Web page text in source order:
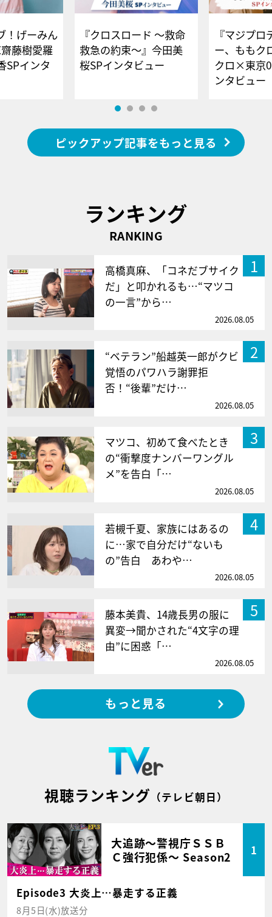
！げーみん
藤樹愛羅
SPインタ
『クロスロード ～救命
救急の約束～』今田美
桜SPインタビュー
『マジプロ
ー、ももク
クロ×東京
ンタビュー
ピックアップ記事をもっと見る
ランキング
RANKING
1
高橋真麻、「コネだブサイク
だ」と叩かれるも…“マツコ
の一言”から…
2026.08.05
2
“ベテラン”船越英一郎がクビ
覚悟のパワハラ謝罪拒
否！“後輩”だけ…
2026.08.05
3
マツコ、初めて食べたとき
の“衝撃度ナンバーワングル
メ”を告白「…
2026.08.05
4
若槻千夏、家族にはあるの
に…家で自分だけ“ないも
の”告白 あわや…
2026.08.05
5
藤本美貴、14歳長男の服に
異変→聞かされた“4文字の理
由”に困惑「…
2026.08.05
もっと見る
視聴ランキング （テレビ朝日）
大追跡～警視庁ＳＳＢ
Ｃ強行犯係～ Season2
1
Episode3 大炎上…暴走する正義
8月5日(水)放送分